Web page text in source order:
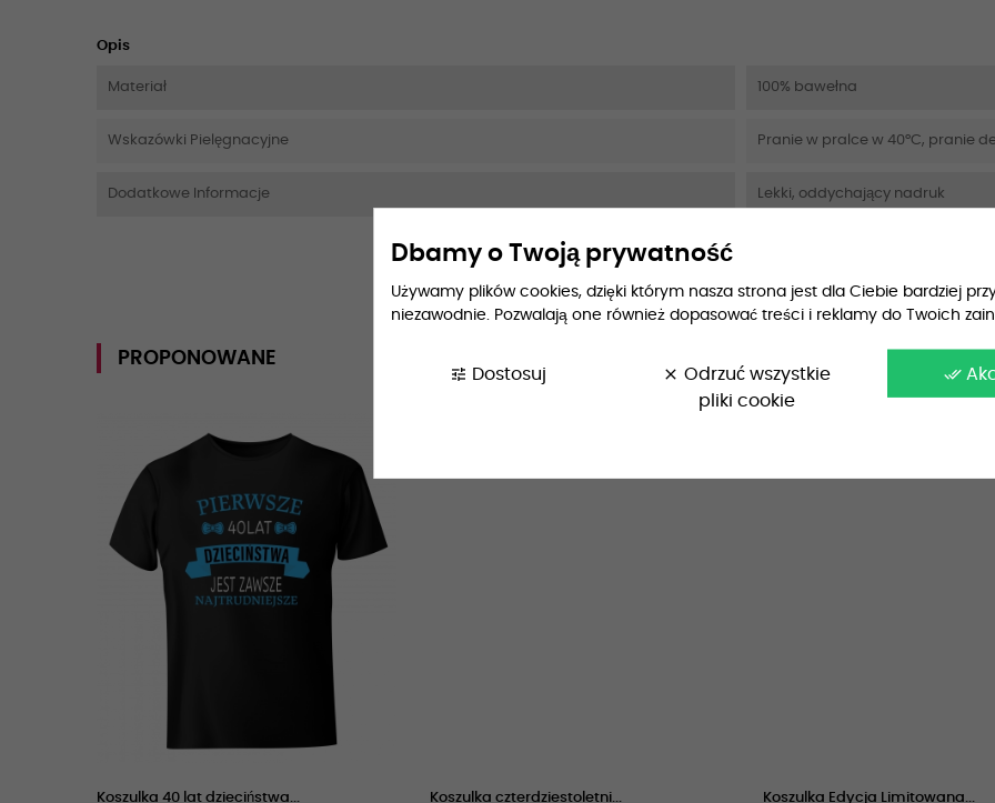
Opis
Materiał 100% bawełna
Wskazówki Pielęgnacyjne Pranie w pralce w 40°C, pranie
Dodatkowe Informacje Lekki, oddychający nadruk
PROPONOWANE
Koszulka 40 lat dzieciństwa... Koszulka czterdziestoletni... Koszulka Edycja Limitowana...
Dbamy o Twoją prywatność
Używamy plików cookies, dzięki którym nasza strona jest dla Ciebie bardziej
niezawodnie. Pozwalają one również dopasować treści i reklamy do Twoich
done_all
clear Odrzuć wszystkie
pliki cookie
tune Dostosuj